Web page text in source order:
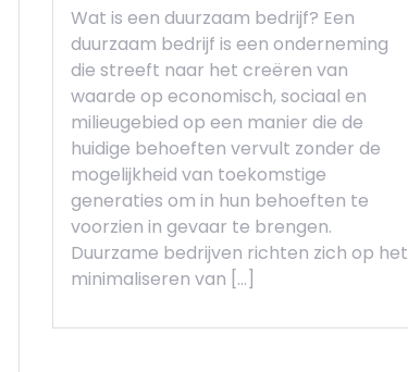
Wat is een duurzaam bedrijf? Een
duurzaam bedrijf is een onderneming
die streeft naar het creëren van
waarde op economisch, sociaal en
milieugebied op een manier die de
huidige behoeften vervult zonder de
mogelijkheid van toekomstige
generaties om in hun behoeften te
voorzien in gevaar te brengen.
Duurzame bedrijven richten zich op het
minimaliseren van […]